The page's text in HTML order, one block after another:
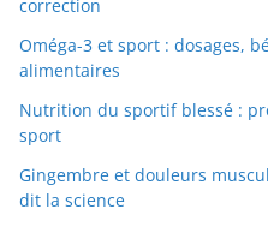
correction
Oméga-3 et sport : dosages,
alimentaires
Nutrition du sportif blessé :
sport
Gingembre et douleurs
dit la science